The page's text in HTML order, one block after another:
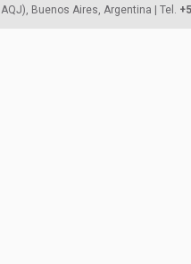
Buenos Aires, Argentina | Tel.